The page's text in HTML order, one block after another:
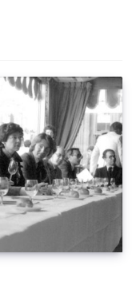
jeunesse,
un domaine récent et